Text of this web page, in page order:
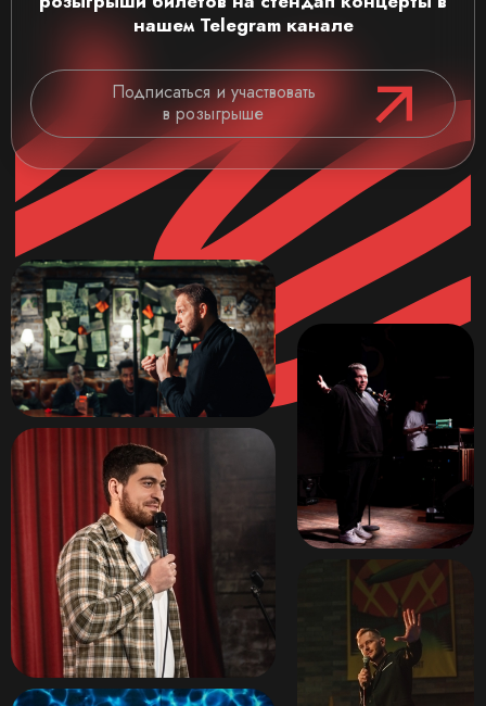
нашем Telegram канале
Подписаться и участвовать
в розыгрыше